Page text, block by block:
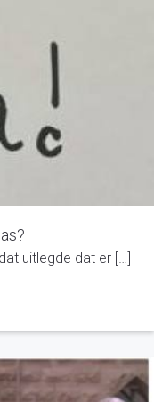
uitlegde dat er […]